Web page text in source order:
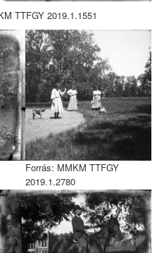
TTFGY 2019.1.1551
Forrás: MMKM TTFGY
2019.1.2780